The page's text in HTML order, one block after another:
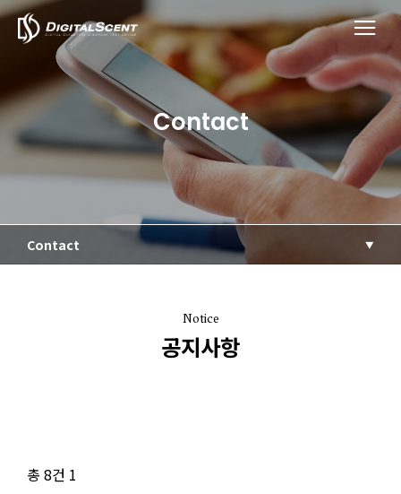
Contact
Contact
Notice
공지사항
총 8건 1